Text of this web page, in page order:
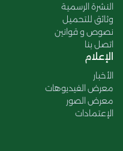
النشرة الرسمية
وثائق للتحميل
نصوص و قوانين
اتصل بنا
الإعلام
الأخبار
معرض الفيديوهات
معرض الصور
الإعتمادات